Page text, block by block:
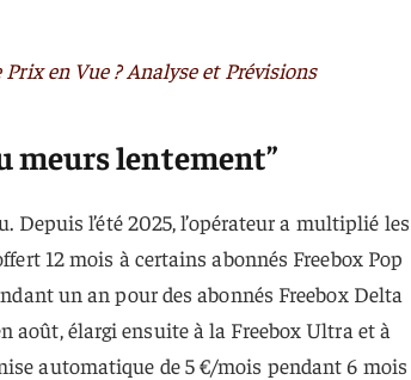
en Vue ? Analyse et Prévisions
meurs lentement”
Depuis l’été 2025, l’opérateur a multiplié les
12 mois à certains abonnés Freebox Pop
un an pour des abonnés Freebox Delta
août, élargi ensuite à la Freebox Ultra et à
automatique de 5 €/mois pendant 6 mois